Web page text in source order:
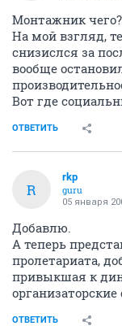
Монтажник чего?
На мой взгляд,
снизислся за
вообще
Вот где
ОТВЕТИТЬ
R
rkp
guru
05 января
Добавлю.
А теперь
пролетариата,
привыкшая к
организаторские
ОТВЕТИТЬ